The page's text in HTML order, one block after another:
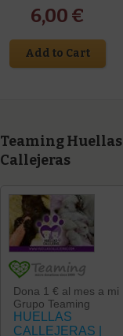
6,00 €
Add to Cart
Teaming Huellas
Callejeras